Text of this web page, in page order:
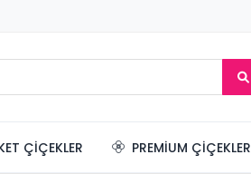
ÇIÇEKLER PREMIUM ÇIÇEKLER